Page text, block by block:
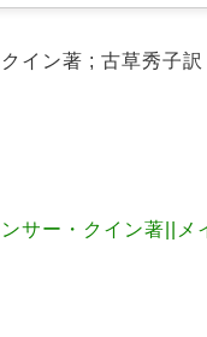
イン著 ; 古草秀子訳
サー・クイン著||